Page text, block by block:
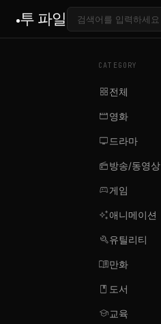
투 파일
CATEGORY
grid_view전체
movie영화
tv 드라마
radio방송/동영상
sports_esports게임
auto_awesome애니메이션
build유틸리티
menu_book만화
book 도서
school교육